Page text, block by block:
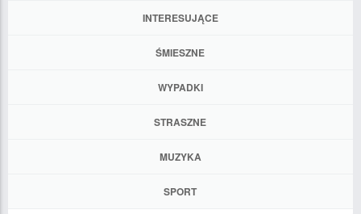
INTERESUJĄCE
ŚMIESZNE
WYPADKI
STRASZNE
MUZYKA
SPORT